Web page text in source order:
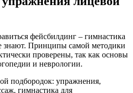
фейсбилдинг – гимнастика
знают. Принципы самой методики
проверены, так как основы
и неврологии.